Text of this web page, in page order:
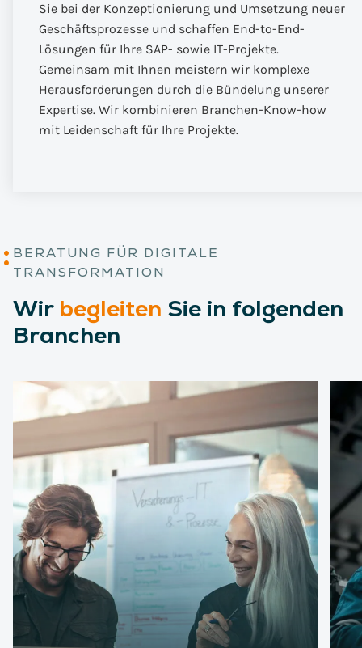
Sie bei der Konzeptionierung und Umsetzung neuer
Geschäftsprozesse und schaffen End-to-End-
Lösungen für Ihre SAP- sowie IT-Projekte.
Gemeinsam mit Ihnen meistern wir komplexe
Herausforderungen durch die Bündelung unserer
Expertise. Wir kombinieren Branchen-Know-how
mit Leidenschaft für Ihre Projekte.
BERATUNG FÜR DIGITALE
TRANSFORMATION
Wir begleiten Sie in folgenden
Branchen